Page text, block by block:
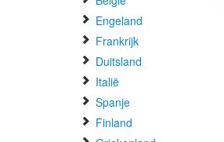
Engeland
Frankrijk
Duitsland
Italië
Spanje
Finland